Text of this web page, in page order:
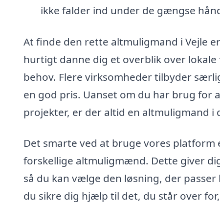
ikke falder ind under de gængse
At finde den rette altmuligmand i Vejle
hurtigt danne dig et overblik over
behov. Flere virksomheder tilbyder
en god pris. Uanset om du har brug
projekter, er der altid en altmuligmand
Det smarte ved at bruge vores
forskellige altmuligmænd. Dette giver
så du kan vælge den løsning, der
du sikre dig hjælp til det, du står over